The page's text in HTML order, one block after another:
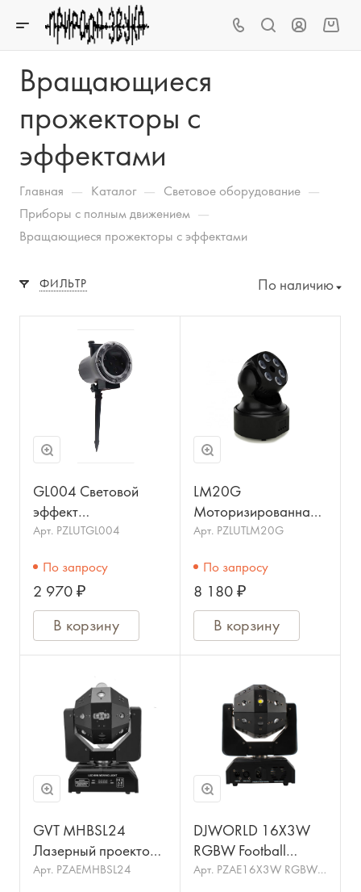
Вращающиеся
прожекторы с
эффектами
Главная — Каталог — Световое оборудование —
Приборы с полным движением —
Вращающиеся прожекторы с эффектами
ФИЛЬТР По наличию
GL004 Световой
эффект
анимационный,
Арт. PZLUTGL004
По запросу
2 970 ₽
В корзину
LM20G
Моторизированная
световая "мини-
RGBW+зеленый
лазер, 6х8Вт, BIG
DIPPER
Арт. PZLUTLM20G
По запросу
8 180 ₽
В корзину
GVT MHBSL24
Лазерный проектор
RGBW 24*3Вт
Арт. PZAEMHBSL24
DJWORLD 16X3W
RGBW Football
Лазерный проектор
Арт. PZAE16X3W RGBW